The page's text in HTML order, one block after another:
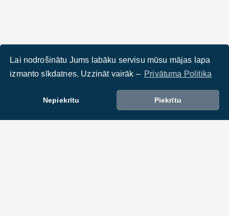
Lai nodrošinātu Jums labāku servisu mūsu mājas lapa
izmanto sīkdatnes. Uzzināt vairāk – Privātuma Politika
Nepiekrītu Piekrītu